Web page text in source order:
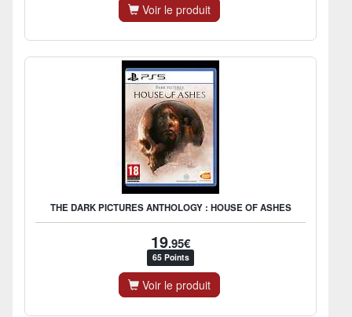
Voir le produit
THE DARK PICTURES ANTHOLOGY : HOUSE OF ASHES
19.95€
65 Points
Voir le produit